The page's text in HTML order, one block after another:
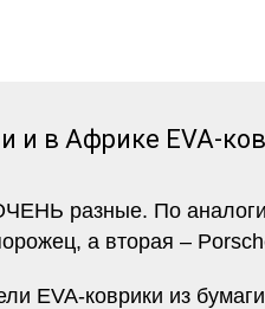
и в Африке EVA-
разные. По
а вторая –
EVA-коврики из